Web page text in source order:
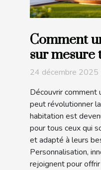
Comment
sur mesure
habitation ?
24 décembre 2025
Découvrir comment
peut révolutionner
habitation est
pour tous ceux qui
et adapté à leurs
Personnalisation,
rejoignent pour offrir